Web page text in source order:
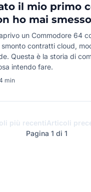
il mio primo
ho mai
un Commodore 64
contratti cloud,
Questa è la storia di
intendo fare.
min
più recenti
Pagina 1 di 1
Articoli